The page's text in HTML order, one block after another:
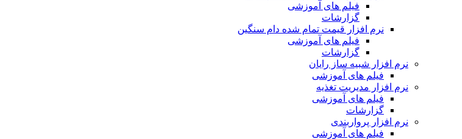
فیلم های آموزشی
گزارشات
نرم افزار قیمت تمام شده دام سنگین
فیلم های آموزشی
گزارشات
نرم افزار شبیه ساز رایان
فیلم های آموزشی
نرم افزار مدیریت تغذیه
فیلم های آموزشی
گزارشات
نرم افزار پرواربندی
فیلم های آموزشی